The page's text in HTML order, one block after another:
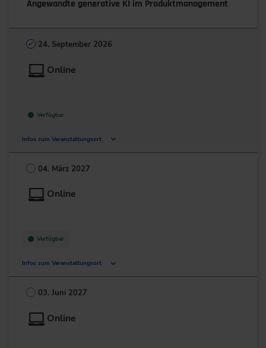
Angewandte generative KI im Produktmanagement
24. September 2026
Online
Verfügbar
Infos zum Veranstaltungsort
Deutschland
+49 211/6214-201
04. März 2027
Online
Verfügbar
Infos zum Veranstaltungsort
Deutschland
+49 211/6214-201
03. Juni 2027
Online